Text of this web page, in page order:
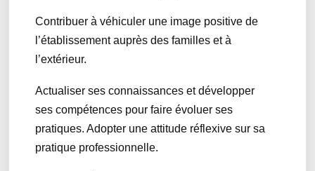
Contribuer à véhiculer une image positive de
l’établissement auprès des familles et à
l’extérieur.
Actualiser ses connaissances et développer
ses compétences pour faire évoluer ses
pratiques. Adopter une attitude réflexive sur sa
pratique professionnelle.